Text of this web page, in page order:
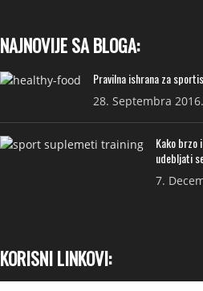
NAJNOVIJE SA BLOGA:
Pravilna ishrana za
28. Septembra 2016.
Kako brzo
udebljati
7.
KORISNI LINKOVI: